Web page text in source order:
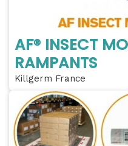
AF® INSECT
RAMPANTS
Killgerm France